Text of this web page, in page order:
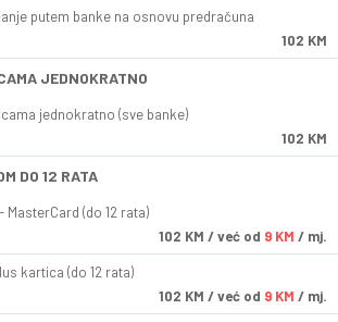
putem banke na osnovu predračuna
102 KM
JEDNOKRATNO
jednokratno (sve banke)
102 KM
DO 12 RATA
MasterCard (do 12 rata)
102 KM / već od 9 KM / mj.
kartica (do 12 rata)
102 KM / već od 9 KM / mj.